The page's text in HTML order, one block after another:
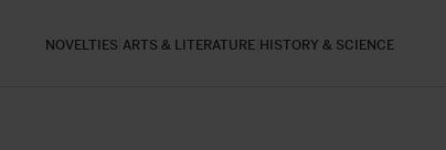
NOVELTIES ARTS & LITERATURE HISTORY & SCIENCE